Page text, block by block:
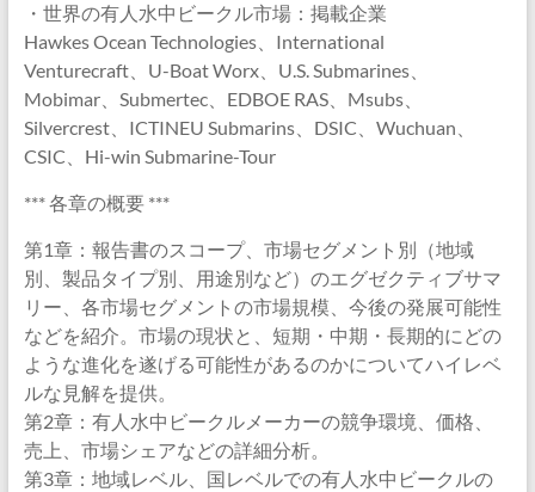
・世界の有人水中ビークル市場：掲載企業
Hawkes Ocean Technologies、International
Venturecraft、U-Boat Worx、U.S. Submarines、
Mobimar、Submertec、EDBOE RAS、Msubs、
Silvercrest、ICTINEU Submarins、DSIC、Wuchuan、
CSIC、Hi-win Submarine-Tour
*** 各章の概要 ***
第1章：報告書のスコープ、市場セグメント別（地域
別、製品タイプ別、用途別など）のエグゼクティブサマ
リー、各市場セグメントの市場規模、今後の発展可能性
などを紹介。市場の現状と、短期・中期・長期的にどの
ような進化を遂げる可能性があるのかについてハイレベ
ルな見解を提供。
第2章：有人水中ビークルメーカーの競争環境、価格、
売上、市場シェアなどの詳細分析。
第3章：地域レベル、国レベルでの有人水中ビークルの